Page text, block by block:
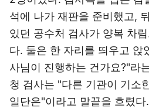
석에 나가 재판을 준비했고,
있던 공수처 검사가 양복 차
다. 둘은 한 자리를 띄우고 앉
사님이 진행하는 건가요?"라
청 검사는 "다른 기관이 기소
일단은"이라고 말끝을 흐렸다.